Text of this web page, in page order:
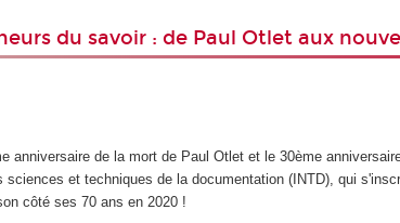
du savoir : de Paul Otlet aux
anniversaire de la mort de Paul Otlet et le 30ème
sciences et techniques de la documentation (INTD), qui
côté ses 70 ans en 2020 !